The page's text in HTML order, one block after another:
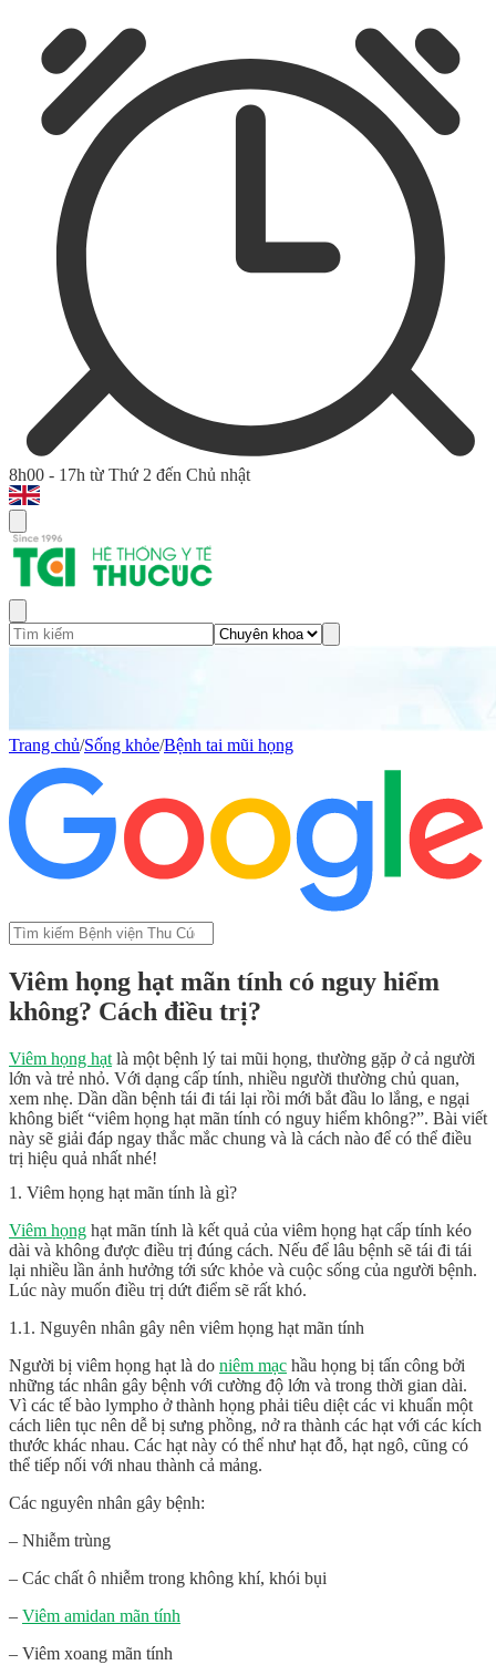
8h00 - 17h từ Thứ 2 đến Chủ nhật
Trang chủ/Sống khỏe/Bệnh tai mũi họng
Viêm họng hạt mãn tính có nguy hiểm
không? Cách điều trị?
Viêm họng hạt là một bệnh lý tai mũi họng, thường gặp ở cả người
lớn và trẻ nhỏ. Với dạng cấp tính, nhiều người thường chủ quan,
xem nhẹ. Dần dần bệnh tái đi tái lại rồi mới bắt đầu lo lắng, e ngại
không biết “viêm họng hạt mãn tính có nguy hiểm không?”. Bài viết
này sẽ giải đáp ngay thắc mắc chung và là cách nào để có thể điều
trị hiệu quả nhất nhé!
1. Viêm họng hạt mãn tính là gì?
Viêm họng hạt mãn tính là kết quả của viêm họng hạt cấp tính kéo
dài và không được điều trị đúng cách. Nếu để lâu bệnh sẽ tái đi tái
lại nhiều lần ảnh hưởng tới sức khỏe và cuộc sống của người bệnh.
Lúc này muốn điều trị dứt điểm sẽ rất khó.
1.1. Nguyên nhân gây nên viêm họng hạt mãn tính
Người bị viêm họng hạt là do niêm mạc hầu họng bị tấn công bởi
những tác nhân gây bệnh với cường độ lớn và trong thời gian dài.
Vì các tế bào lympho ở thành họng phải tiêu diệt các vi khuẩn một
cách liên tục nên dễ bị sưng phồng, nở ra thành các hạt với các kích
thước khác nhau. Các hạt này có thể như hạt đỗ, hạt ngô, cũng có
thể tiếp nối với nhau thành cả mảng.
Các nguyên nhân gây bệnh:
– Nhiễm trùng
– Các chất ô nhiễm trong không khí, khói bụi
– Viêm amidan mãn tính
– Viêm xoang mãn tính